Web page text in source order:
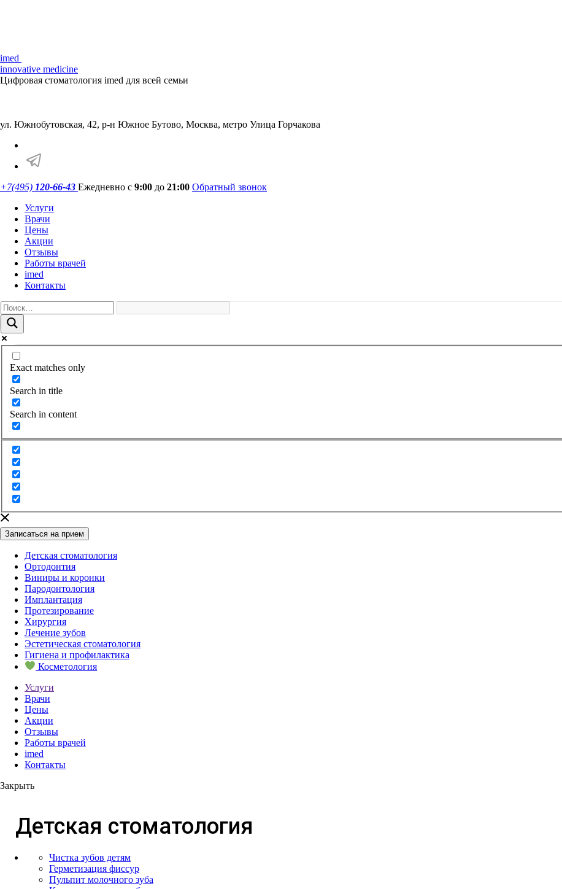
imed
innovative medicine
Цифровая стоматология imed для всей семьи
ул. Южнобутовская, 42, р-н Южное Бутово, Москва, метро Улица Горчакова
+7(495) 120-66-43 Ежедневно с 9:00 до 21:00 Обратный звонок
Услуги
Врачи
Цены
Акции
Отзывы
Работы врачей
imed
Контакты
Exact matches only
Search in title
Search in content
Записаться на прием
Детская стоматология
Ортодонтия
Виниры и коронки
Пародонтология
Имплантация
Протезирование
Хирургия
Лечение зубов
Эстетическая стоматология
Гигиена и профилактика
Косметология
Услуги
Врачи
Цены
Акции
Отзывы
Работы врачей
imed
Контакты
Закрыть
Детская стоматология
Чистка зубов детям
Герметизация фиссур
Пульпит молочного зуба